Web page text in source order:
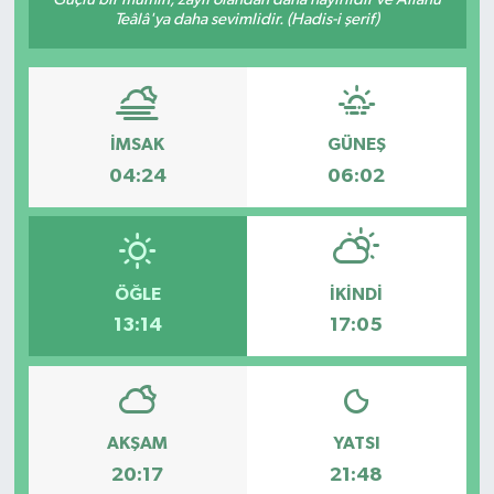
Teâlâ'ya daha sevimlidir. (Hadis-i şerif)
İMSAK
04:24
GÜNEŞ
06:02
ÖĞLE
13:14
İKINDI
17:05
AKŞAM
20:17
YATSI
21:48
Sinema
Sivil Toplum
Siyaset
Turizm